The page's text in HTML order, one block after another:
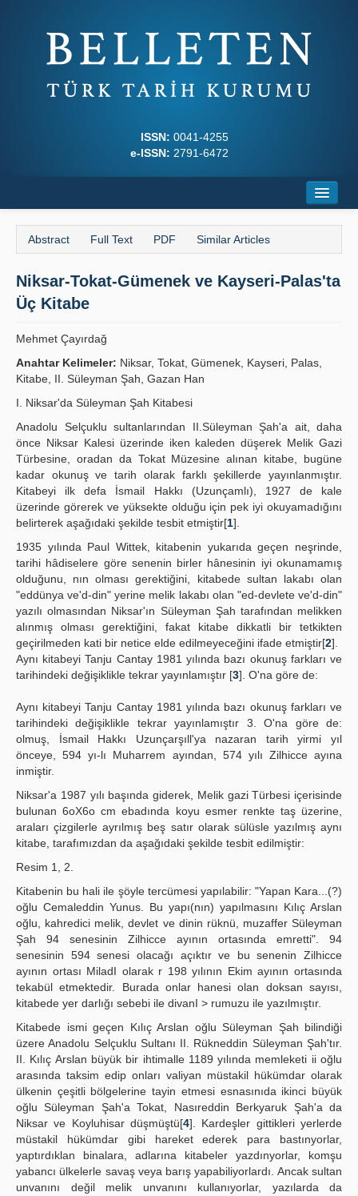
ISSN: 0041-4255
e-ISSN: 2791-6472
About
Journal Boards
Writing Rules
Principles
Publication Policies
Contact Us
Abstract Full Text PDF Similar Articles
Niksar-Tokat-Gümenek ve Kayseri-Palas'ta
Üç Kitabe
Mehmet Çayırdağ
Anahtar Kelimeler: Niksar, Tokat, Gümenek, Kayseri, Palas,
Kitabe, II. Süleyman Şah, Gazan Han
I. Niksar'da Süleyman Şah Kitabesi
Anadolu Selçuklu sultanlarından II.Süleyman Şah'a ait, daha
önce Niksar Kalesi üzerinde iken kaleden düşerek Melik Gazi
Türbesine, oradan da Tokat Müzesine alınan kitabe, bugüne
kadar okunuş ve tarih olarak farklı şekillerde yayınlanmıştır.
Kitabeyi ilk defa İsmail Hakkı (Uzunçamlı), 1927 de kale
üzerinde görerek ve yüksekte olduğu için pek iyi okuyamadığını
belirterek aşağıdaki şekilde tesbit etmiştir[1].
1935 yılında Paul Wittek, kitabenin yukarıda geçen neşrinde,
tarihi hâdiselere göre senenin birler hânesinin iyi okunamamış
olduğunu, nın olması gerektiğini, kitabede sultan lakabı olan
"eddünya ve'd-din" yerine melik lakabı olan "ed-devlete ve'd-din"
yazılı olmasından Niksar'ın Süleyman Şah tarafından melikken
alınmış olması gerektiğini, fakat kitabe dikkatli bir tetkikten
geçirilmeden kati bir netice elde edilmeyeceğini ifade etmiştir[2].
Aynı kitabeyi Tanju Cantay 1981 yılında bazı okunuş farkları ve
tarihindeki değişiklikle tekrar yayınlamıştır [3]. O'na göre de:
Aynı kitabeyi Tanju Cantay 1981 yılında bazı okunuş farkları ve
tarihindeki değişiklikle tekrar yayınlamıştır 3. O'na göre de:
olmuş, İsmail Hakkı Uzunçarşıll'ya nazaran tarih yirmi yıl
önceye, 594 yı-lı Muharrem ayından, 574 yılı Zilhicce ayına
inmiştir.
Niksar'a 1987 yılı başında giderek, Melik gazi Türbesi içerisinde
bulunan 6oX6o cm ebadında koyu esmer renkte taş üzerine,
araları çizgilerle ayrılmış beş satır olarak sülüsle yazılmış aynı
kitabe, tarafımızdan da aşağıdaki şekilde tesbit edilmiştir:
Resim 1, 2.
Kitabenin bu hali ile şöyle tercümesi yapılabilir: "Yapan Kara...(?)
oğlu Cemaleddin Yunus. Bu yapı(nın) yapılmasını Kılıç Arslan
oğlu, kahredici melik, devlet ve dinin rüknü, muzaffer Süleyman
Şah 94 senesinin Zilhicce ayının ortasında emretti". 94
senesinin 594 senesi olacağı açıktır ve bu senenin Zilhicce
ayının ortası MiladI olarak r 198 yılının Ekim ayının ortasında
tekabül etmektedir. Burada onlar hanesi olan doksan sayısı,
kitabede yer darlığı sebebi ile divanI > rumuzu ile yazılmıştır.
Kitabede ismi geçen Kılıç Arslan oğlu Süleyman Şah bilindiği
üzere Anadolu Selçuklu Sultanı II. Rükneddin Süleyman Şah'tır.
II. Kılıç Arslan büyük bir ihtimalle 1189 yılında memleketi ii oğlu
arasında taksim edip onları valiyan müstakil hükümdar olarak
ülkenin çeşitli bölgelerine tayin etmesi esnasınıda ikinci büyük
oğlu Süleyman Şah'a Tokat, Nasıreddin Berkyaruk Şah'a da
Niksar ve Koyluhisar düşmüştü[4]. Kardeşler gittikleri yerlerde
müstakil hükümdar gibi hareket ederek para bastınyorlar,
yaptırdıklan binalara, adlarına kitabeler yazdınyorlar, komşu
yabancı ülkelerle savaş veya barış yapabiliyorlardı. Ancak sultan
unvanını değil melik unvanını kullanıyorlar, yazılarda da